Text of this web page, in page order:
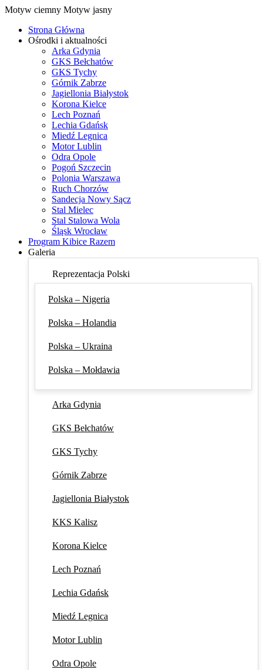
Motyw ciemny Motyw jasny
Strona Główna
Ośrodki i aktualności
Arka Gdynia
GKS Bełchatów
GKS Tychy
Górnik Zabrze
Jagiellonia Białystok
Korona Kielce
Lech Poznań
Lechia Gdańsk
Miedź Legnica
Motor Lublin
Odra Opole
Pogoń Szczecin
Polonia Warszawa
Ruch Chorzów
Sandecja Nowy Sącz
Stal Mielec
Stal Stalowa Wola
Śląsk Wrocław
Program Kibice Razem
Galeria
Reprezentacja Polski
Polska – Nigeria
Polska – Holandia
Polska – Ukraina
Polska – Mołdawia
Arka Gdynia
GKS Bełchatów
GKS Tychy
Górnik Zabrze
Jagiellonia Białystok
KKS Kalisz
Korona Kielce
Lech Poznań
Lechia Gdańsk
Miedź Legnica
Motor Lublin
Odra Opole